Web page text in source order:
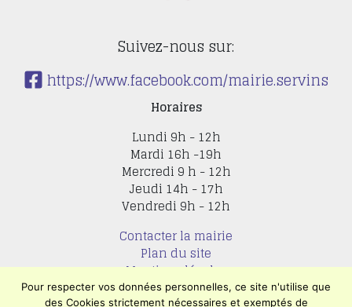
Suivez-nous sur:
https://www.facebook.com/mairie.servins
Horaires
Lundi 9h - 12h
Mardi 16h -19h
Mercredi 9 h - 12h
Jeudi 14h - 17h
Vendredi 9h - 12h
Contacter la mairie
Plan du site
Mentions légales
Confidentialité
Pour respecter vos données personnelles, ce site n'utilise que
des Cookies strictement nécessaires et exemptés de